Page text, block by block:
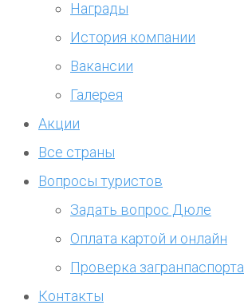
Награды
История компании
Вакансии
Галерея
Акции
Все страны
Вопросы туристов
Задать вопрос Дюле
Оплата картой и онлайн
Проверка загранпаспорта
Контакты